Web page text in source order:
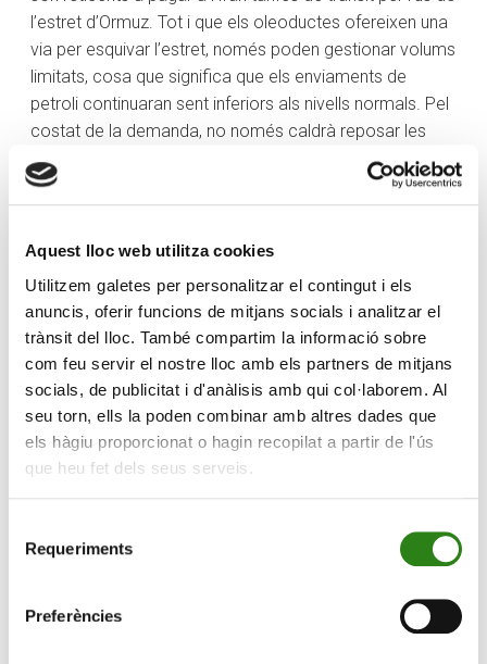
Aquest lloc web utilitza cookies
Utilitzem galetes per personalitzar el contingut i els
anuncis, oferir funcions de mitjans socials i analitzar el
trànsit del lloc. També compartim la informació sobre
com feu servir el nostre lloc amb els partners de mitjans
socials, de publicitat i d'anàlisis amb qui col·laborem. Al
seu torn, ells la poden combinar amb altres dades que
els hàgiu proporcionat o hagin recopilat a partir de l'ús
que heu fet dels seus serveis.
Requeriments
Preferències
l’estret d’Ormuz. Tot i que els oleoductes ofereixen una
via per esquivar l’estret, només poden gestionar volums
limitats, cosa que significa que els enviaments de
petroli continuaran sent inferiors als nivells normals. Pel
costat de la demanda, no només caldrà reposar les
reserves estratègiques, sinó que més països —davant
l’augment dels riscos geopolítics— voldran constituir
reserves pròpies. Una menor oferta i una demanda més
gran inevitablement signifiquen preus més alts del
petroli, agreujats per una prima de risc addicional a
causa de les tensions geopolítiques persistents. El
panorama per als preus del gas és encara més crític.
Reiniciar els llocs de producció de gas triga entre dos i
quatre mesos, i la reconstrucció de les instal·lacions a
Qatar destruïdes per míssils iranians requerirà anys.
Aquest mes hem tingut el primer conjunt de dades
concretes que reflecteixen l’impacte del conflicte. La
anual del 3,3 % al març, des del 2,4 % del mes anterior.
Això és especialment preocupant per als consumidors
del repunt postpandèmia i de la crisi energètica